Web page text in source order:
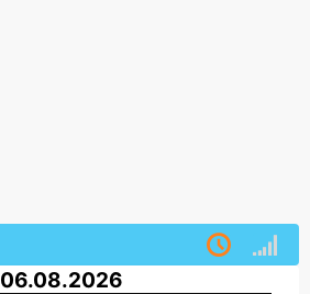
06.08.2026